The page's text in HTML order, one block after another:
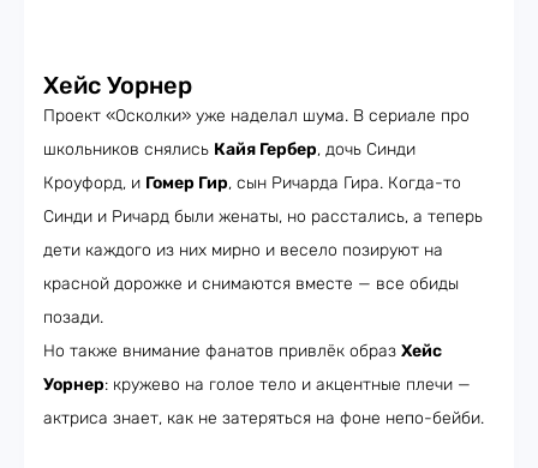
Хейс Уорнер
Проект «Осколки» уже наделал шума. В сериале про
школьников снялись Кайя Гербер, дочь Синди
Кроуфорд, и Гомер Гир, сын Ричарда Гира. Когда-то
Синди и Ричард были женаты, но расстались, а теперь
дети каждого из них мирно и весело позируют на
красной дорожке и снимаются вместе — все обиды
позади.
Но также внимание фанатов привлёк образ Хейс
Уорнер: кружево на голое тело и акцентные плечи —
актриса знает, как не затеряться на фоне непо-бейби.